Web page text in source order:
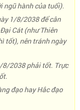
ngũ hành của tuổi).
1/8/2038 để cân
Cát (như Thiên
tốt), nên tránh ngày
8/2038 phải tốt. Trực
đạo hay Hắc đạo